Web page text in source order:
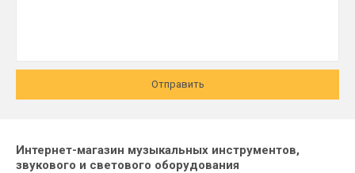
Отправить
Интернет-магазин музыкальных инструментов,
звукового и светового оборудования